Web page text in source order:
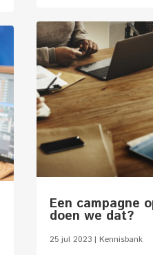
Een campagne
doen we dat?
25 jul 2023| Kennisbank